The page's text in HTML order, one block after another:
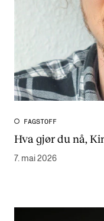
FAGSTOFF
Hva gjør du nå,
7. mai 2026